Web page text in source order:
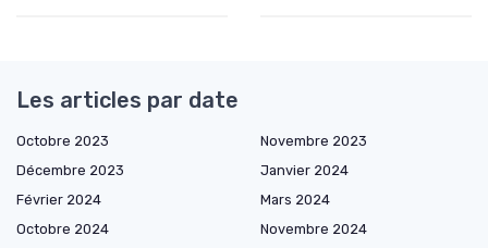
Les articles par date
Octobre 2023
Novembre 2023
Décembre 2023
Janvier 2024
Février 2024
Mars 2024
Octobre 2024
Novembre 2024